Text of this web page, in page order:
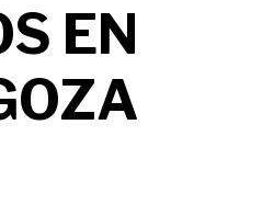
EN